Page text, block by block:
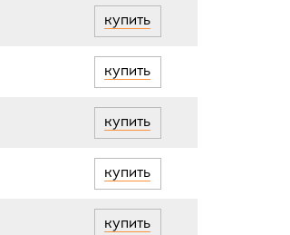
купить
купить
купить
купить
купить